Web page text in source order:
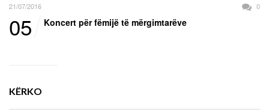
21/07/2016 0
05 Koncert për fëmijë të mërgimtarëve
KËRKO